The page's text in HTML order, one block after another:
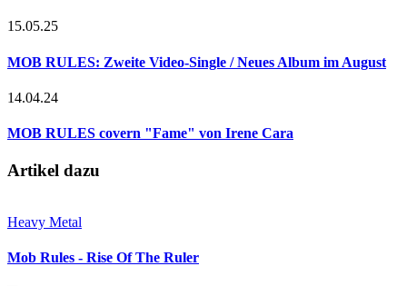
15.05.25
MOB RULES: Zweite Video-Single / Neues Album im August
14.04.24
MOB RULES covern "Fame" von Irene Cara
Artikel dazu
Heavy Metal
Mob Rules - Rise Of The Ruler